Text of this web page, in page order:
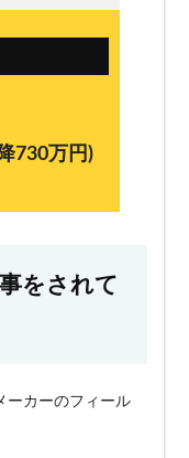
730万円)
をされて
ーカーのフィール